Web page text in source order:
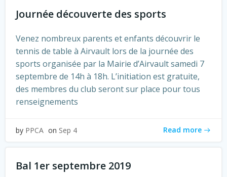
Journée découverte des sports
Venez nombreux parents et enfants découvrir le
tennis de table à Airvault lors de la journée des
sports organisée par la Mairie d’Airvault samedi 7
septembre de 14h à 18h. L’initiation est gratuite,
des membres du club seront sur place pour tous
renseignements
by PPCA on Sep 4 Read more
Bal 1er septembre 2019